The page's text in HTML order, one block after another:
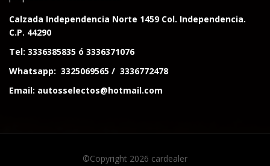
Calzada Independencia Norte 1459 Col. Independencia.
C.P. 44290
Tel: 3336385835 ó 3336371076
Whatsapp: 3325069565 / 3336772478
Email: autosselectos@hotmail.com
©Copyright 2026 cardealer